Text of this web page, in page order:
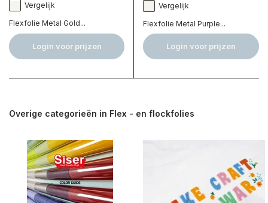
Vergelijk
Flexfolie Metal Gold...
Login voor prijzen
Vergelijk
Flexfolie Metal Purple...
Login voor prijzen
Overige categorieën in Flex - en flockfolies